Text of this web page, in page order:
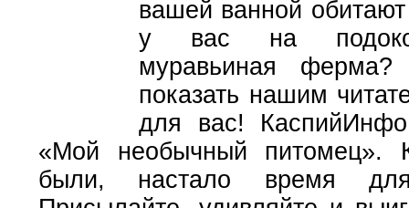
вашей ванной
у вас на
муравьиная
показать нашим
для вас! КаспийИнфо
«Мой необычный питомец».
были, настало время для